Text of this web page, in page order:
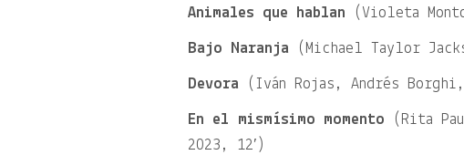
Animales que hablan (Violeta
Bajo Naranja (Michael Taylor
Devora (Iván Rojas, Andrés
En el mismísimo momento (Rita
2023, 12′)